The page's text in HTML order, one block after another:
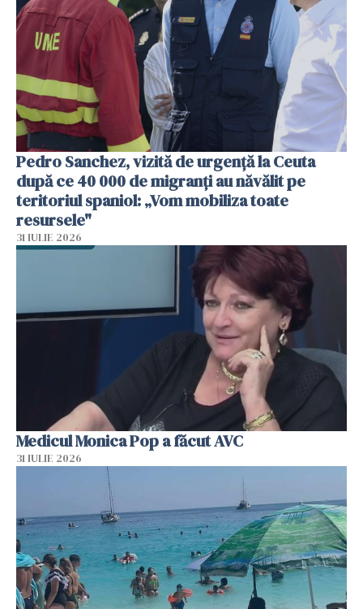
Pedro Sanchez, vizită de urgență la Ceuta
după ce 40 000 de migranți au năvălit pe
teritoriul spaniol: „Vom mobiliza toate
resursele"
31 IULIE 2026
Medicul Monica Pop a făcut AVC
31 IULIE 2026